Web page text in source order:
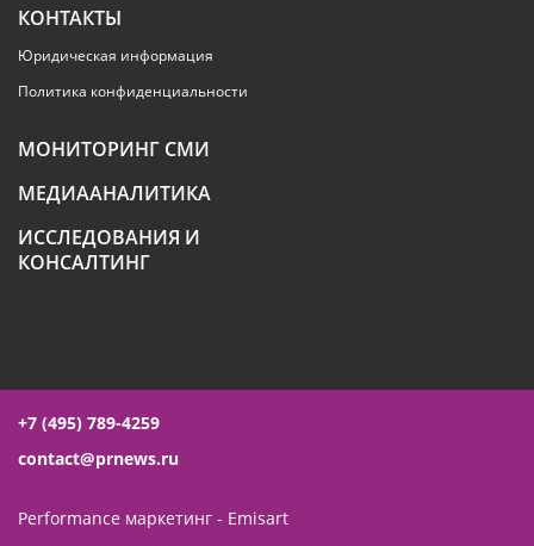
КОНТАКТЫ
Юридическая информация
Политика конфиденциальности
МОНИТОРИНГ СМИ
МЕДИААНАЛИТИКА
ИССЛЕДОВАНИЯ И
КОНСАЛТИНГ
+7 (495) 789-4259
contact@prnews.ru
Performance маркетинг - Emisart